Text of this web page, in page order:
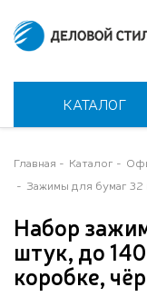
КАТАЛОГ
Главная Каталог
Зажимы для бумаг 32
Набор
штук, до
коробке,